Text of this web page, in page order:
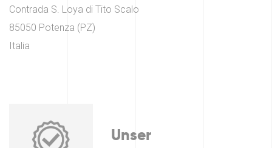
Contrada S. Loya di Tito Scalo
85050 Potenza (PZ)
Italia
Unser